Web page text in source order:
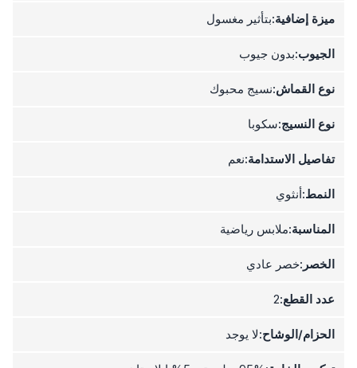
ميزة إضافية:بتأثير مغسول
الجيوب:بدون جيوب
نوع القماش:نسيج محبوك
نوع النسيج:سكوبا
تفاصيل الاستدامة:نعم
النمط:أنثوي
المناسبة:ملابس رياضية
الخصر:خصر عادي
عدد القطع:2
الحزام/الوشاح:لا يوجد